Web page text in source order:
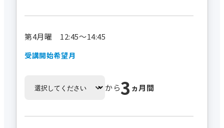
第4月曜 12:45～14:45
受講開始希望月
から3 ヵ月間